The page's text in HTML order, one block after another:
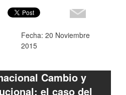
Fecha: 20 Noviembre
2015
Cambio y
el caso del